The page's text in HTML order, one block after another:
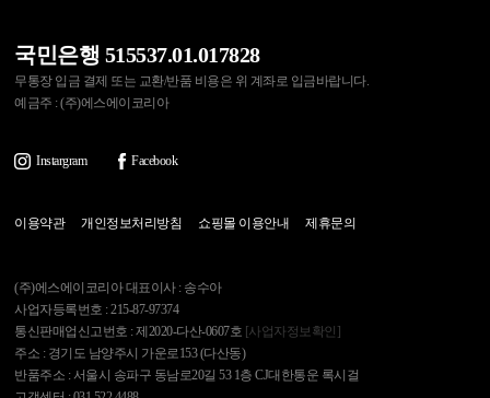
국민은행 515537.01.017828
무통장 입금 결제 또는 교환/반품 비용은 위 계좌로 입금바랍니다.
예금주 : (주)에스에이코리아
Instargram Facebook
이용약관 개인정보처리방침 쇼핑몰 이용안내 제휴문의
(주)에스에이코리아 대표이사 : 송수아
사업자등록번호 : 215-87-97374
통신판매업신고번호 : 제2020-다산-0607호 [사업자정보확인]
주소 : 경기도 남양주시 가운로153 (다산동)
반품주소 : 서울시 송파구 동남로20길 53 1층 CJ대한통운 록시걸